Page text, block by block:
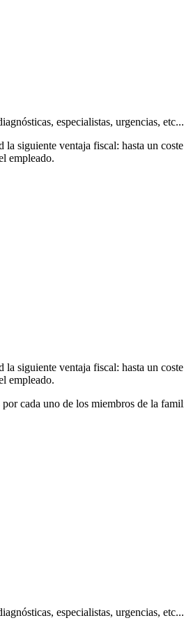
especialistas, urgencias,
siguiente ventaja fiscal: hasta un
empleado.
siguiente ventaja fiscal: hasta un
empleado.
cada uno de los miembros de la
especialistas, urgencias,